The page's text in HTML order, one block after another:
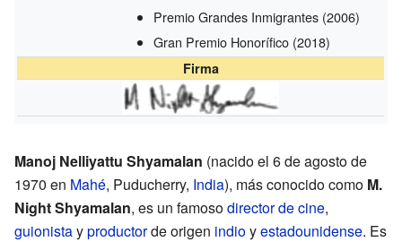
Premio Grandes Inmigrantes (2006)
Gran Premio Honorífico (2018)
Firma
Manoj Nelliyattu Shyamalan (nacido el 6 de agosto de
1970 en Mahé, Puducherry, India), más conocido como M.
Night Shyamalan, es un famosodirector de cine,
guionistayproductorde origen indioyestadounidense. Es